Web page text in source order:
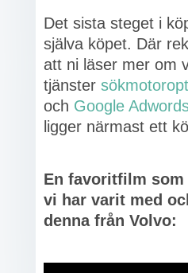
Det sista steget i
själva köpet. Där
att ni läser mer om
tjänster
och Google
ligger närmast ett
En favoritfilm
vi har varit med
denna från Volvo: